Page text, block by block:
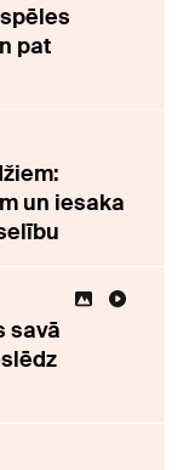
pat
un iesaka
savā